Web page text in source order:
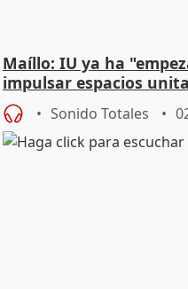
Maíllo: IU ya ha
impulsar espacios
Sonido Totales